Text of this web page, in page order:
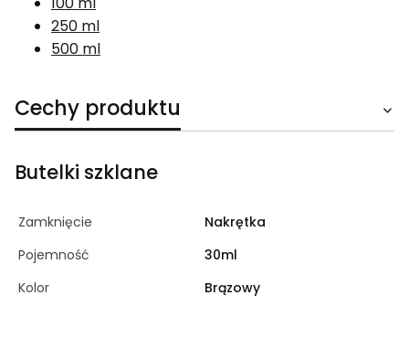
250 ml
500 ml
Cechy produktu
Butelki szklane
Zamknięcie
Nakrętka
Pojemność
30ml
Kolor
Brązowy